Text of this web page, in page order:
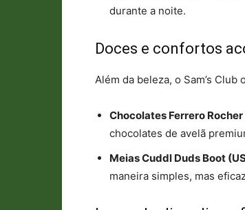
durante a noite.
Doces e confortos
Além da beleza, o Sam’s
Chocolates Ferrero
chocolates de avelã
Meias Cuddl Duds Boot
maneira simples, mas